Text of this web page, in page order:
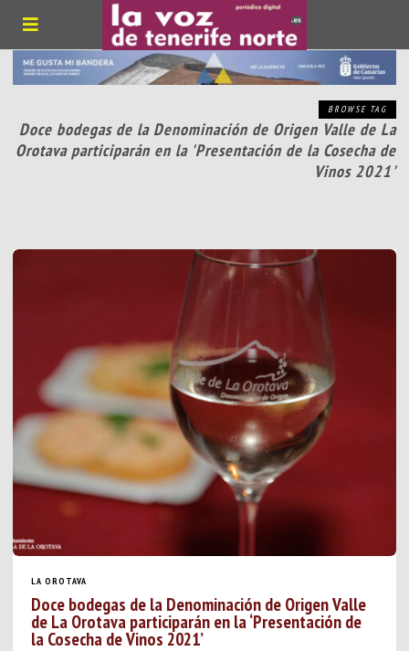
BROWSE TAG
Doce bodegas de la Denominación de Origen Valle de La
Orotava participarán en la 'Presentación de la Cosecha de
Vinos 2021'
LA OROTAVA
Doce bodegas de la Denominación de Origen Valle
de La Orotava participarán en la ‘Presentación de
la Cosecha de Vinos 2021’